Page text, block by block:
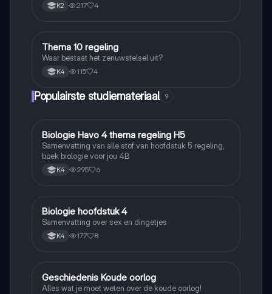
K2 217 4
Biologie
Thema 10 regeling
Waar bestaat het zenuwstelsel uit?
K4 115 4
Populairste studiemateriaal 9
Biologie
Biologie Havo 4 thema regeling H5
Samenvatting van alle stof van hoofdstuk 5 regeling,
boek biologie voor jou 4B
K4 295 6
Biologie
Biologie hoofdstuk 4
Samenvatting over sex en dingetjes
K4 177 8
Geschiedenis
Geschiedenis Koude oorlog
Alles wat je moet weten over de koude oorlog!